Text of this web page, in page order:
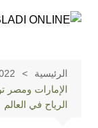
الرئيسية
الإمارات ومصر
الرياح في العالم